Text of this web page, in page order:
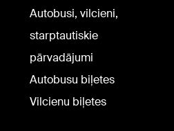
Autobusi, vilcieni,
starptautiskie
pārvadājumi
Autobusu biļetes
Vilcienu biļetes